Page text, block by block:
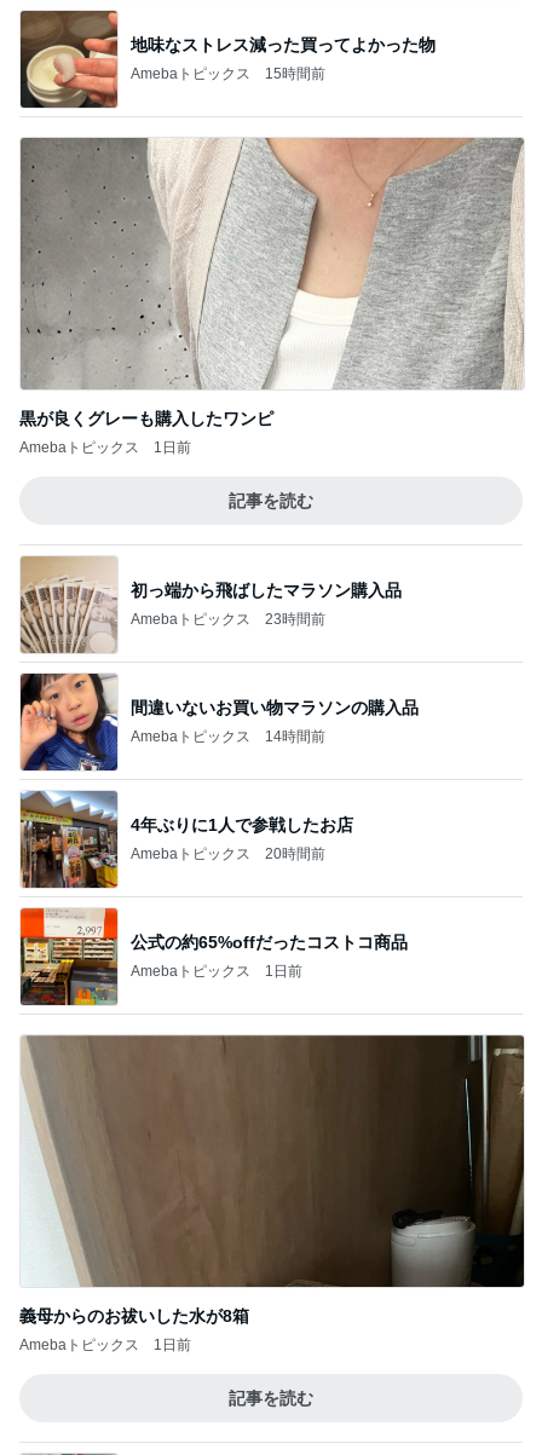
地味なストレス減った買ってよかった物
Amebaトピックス 15時間前
黒が良くグレーも購入したワンピ
Amebaトピックス 1日前
記事を読む
初っ端から飛ばしたマラソン購入品
Amebaトピックス 23時間前
間違いないお買い物マラソンの購入品
Amebaトピックス 14時間前
4年ぶりに1人で参戦したお店
Amebaトピックス 20時間前
公式の約65%offだったコストコ商品
Amebaトピックス 1日前
義母からのお祓いした水が8箱
Amebaトピックス 1日前
記事を読む